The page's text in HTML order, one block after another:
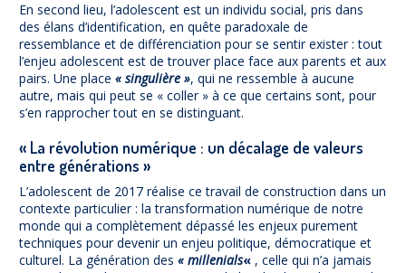
En second lieu, l’adolescent est un individu social, pris dans
des élans d’identification, en quête paradoxale de
ressemblance et de différenciation pour se sentir exister : tout
l’enjeu adolescent est de trouver place face aux parents et aux
pairs. Une place « singulière », qui ne ressemble à aucune
autre, mais qui peut se « coller » à ce que certains sont, pour
s’en rapprocher tout en se distinguant.
« La révolution numérique : un décalage de valeurs
entre générations »
L’adolescent de 2017 réalise ce travail de construction dans un
contexte particulier : la transformation numérique de notre
monde qui a complètement dépassé les enjeux purement
techniques pour devenir un enjeu politique, démocratique et
culturel. La génération des « millenials« , celle qui n’a jamais